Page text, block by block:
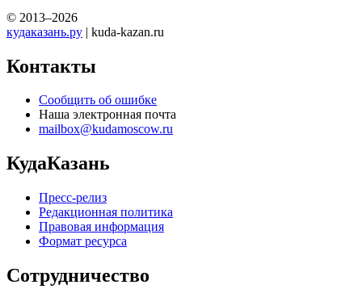
© 2013–2026
кудаказань.ру | kuda-kazan.ru
Контакты
Сообщить об ошибке
Наша электронная почта
mailbox@kudamoscow.ru
КудаКазань
Пресс-релиз
Редакционная политика
Правовая информация
Формат ресурса
Сотрудничество